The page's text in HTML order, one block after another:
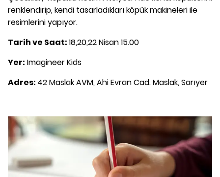
renklendirip, kendi tasarladıkları köpük makineleri ile
resimlerini yapıyor.
Tarih ve Saat:18,20,22 Nisan 15.00
Yer: Imagineer Kids
Adres: 42 Maslak AVM, Ahi Evran Cad. Maslak, Sarıyer